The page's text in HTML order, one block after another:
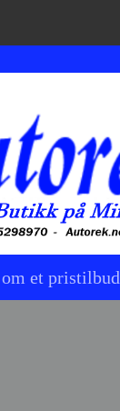
et pristilbud